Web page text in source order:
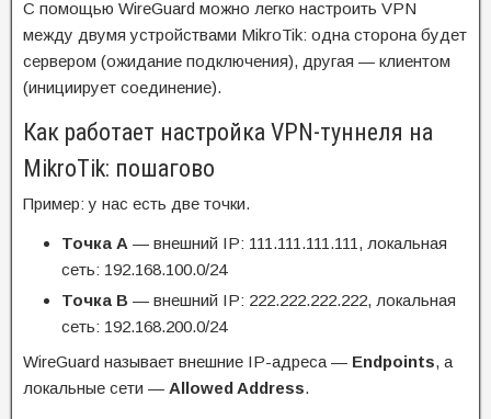
С помощью WireGuard можно легко настроить VPN
между двумя устройствами MikroTik: одна сторона будет
сервером (ожидание подключения), другая — клиентом
(инициирует соединение).
Как работает настройка VPN-туннеля на
MikroTik: пошагово
Пример: у нас есть две точки.
Точка A — внешний IP: 111.111.111.111, локальная
сеть: 192.168.100.0/24
Точка B — внешний IP: 222.222.222.222, локальная
сеть: 192.168.200.0/24
WireGuard называет внешние IP-адреса — Endpoints, а
локальные сети — Allowed Address.